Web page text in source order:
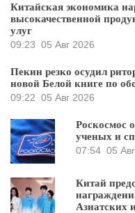
Китайская экономика
высокачественной
улуг
09:23 05 Авг 2026
Пекин резко осудил
новой Белой книге по
09:22 05 Авг 2026
Роскосмос
ученых и
07:54 05
Китай
Азиатских